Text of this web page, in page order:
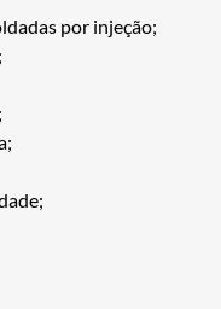
por injeção;
;